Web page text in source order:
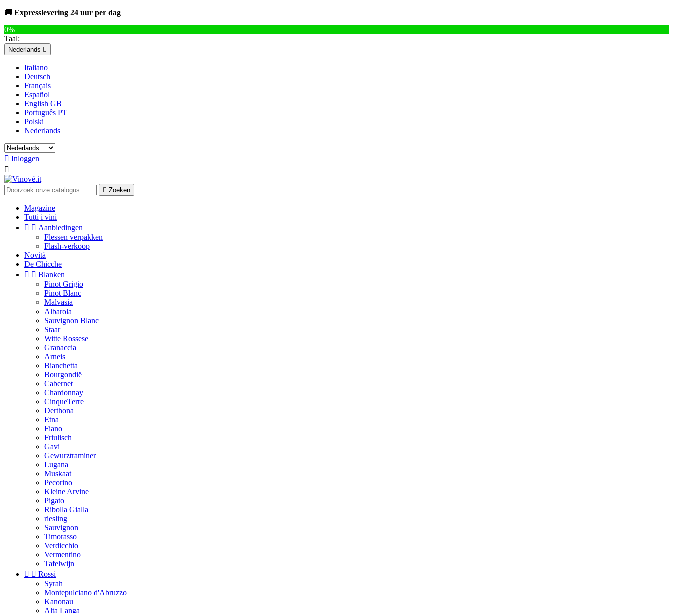
🚚 Expresslevering 24 uur per dag
0%
Taal:
Nederlands 
Italiano
Deutsch
Français
Español
English GB
Português PT
Polski
Nederlands
 Inloggen

 Zoeken
Magazine
Tutti i vini
  Aanbiedingen
Flessen verpakken
Flash-verkoop
Novità
De Chicche
  Blanken
Pinot Grigio
Pinot Blanc
Malvasia
Albarola
Sauvignon Blanc
Staar
Witte Rossese
Granaccia
Arneis
Bianchetta
Bourgondië
Cabernet
Chardonnay
CinqueTerre
Derthona
Etna
Fiano
Friulisch
Gavi
Gewurztraminer
Lugana
Muskaat
Pecorino
Kleine Arvine
Pigato
Ribolla Gialla
riesling
Sauvignon
Timorasso
Verdicchio
Vermentino
Tafelwijn
  Rossi
Syrah
Montepulciano d'Abruzzo
Kanonau
Alta Langa